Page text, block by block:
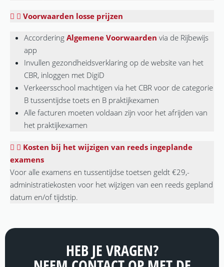
Voorwaarden losse prijzen
AccorderingAlgemene Voorwaarden via de Rijbewijs
app
Invullen gezondheidsverklaring op de website van het
CBR, inloggen met DigiD
Verkeersschool machtigen via het CBR voor de categorie
B tussentijdse toets en B praktijkexamen
Alle facturen moeten voldaan zijn voor het afrijden van
het praktijkexamen
Kosten bij het wijzigen van reeds ingeplande
examens
Voor alle examens en tussentijdse toetsen geldt €29,-
administratiekosten voor het wijzigen van een reeds gepland
datum en/of tijdstip.
HEB JE VRAGEN?